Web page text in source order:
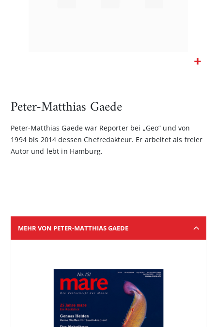
Bildgalerie
Peter-Matthias Gaede
Peter-Matthias Gaede war Reporter bei „Geo“ und von
1994 bis 2014 dessen Chefredakteur. Er arbeitet als freier
Autor und lebt in Hamburg.
MEHR VON PETER-MATTHIAS GAEDE